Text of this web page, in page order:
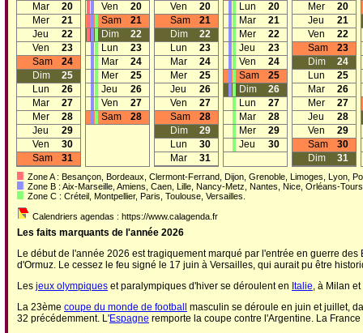
Mar
20
Mer
21
Jeu
22
Ven
23
Sam
24
Dim
25
Lun
26
Mar
27
Mer
28
Jeu
29
Ven
30
Sam
31
Ven
20
Sam
21
Dim
22
Lun
23
Mar
24
Mer
25
Jeu
26
Ven
27
Sam
28
Ven
20
Sam
21
Dim
22
Lun
23
Mar
24
Mer
25
Jeu
26
Ven
27
Sam
28
Dim
29
Lun
30
Mar
31
Lun
20
Mar
21
Mer
22
Jeu
23
Ven
24
Sam
25
Dim
26
Lun
27
Mar
28
Mer
29
Jeu
30
Mer
20
Jeu
21
Ven
22
Sam
23
Dim
24
Lun
25
Mar
26
Mer
27
Jeu
28
Ven
29
Sam
30
Dim
31
Zone A : Besançon, Bordeaux, Clermont-Ferrand, Dijon, Grenoble, Limoges, Lyon,
Zone B : Aix-Marseille, Amiens, Caen, Lille, Nancy-Metz, Nantes, Nice, Orléans-
Zone C : Créteil, Montpellier, Paris, Toulouse, Versailles.
Calendriers agendas : https://www.calagenda.fr
Les faits marquants de l'année 2026
Le début de l'année 2026 est tragiquement marqué par l'entrée en guerre
d'Ormuz. Le cessez le feu signé le 17 juin à Versailles, qui aurait pu être
Les jeux olympiques et paralympiques d'hiver se déroulent en Italie, à Milan
La 23ème coupe du monde de football
masculin se déroule en juin et juillet,
32 précédemment. L'Espagne remporte la coupe contre l'Argentine. La